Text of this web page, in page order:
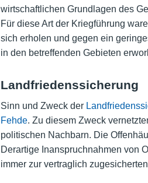
wirtschaftlichen Grundlagen des
Für diese Art der Kriegführung
sich erholen und gegen ein
in den betreffenden Gebieten
Landfriedenssicherung
Sinn und Zweck der
Fehde. Zu diesem Zweck
politischen Nachbarn. Die
Derartige Inanspruchnahmen von
immer zur vertraglich